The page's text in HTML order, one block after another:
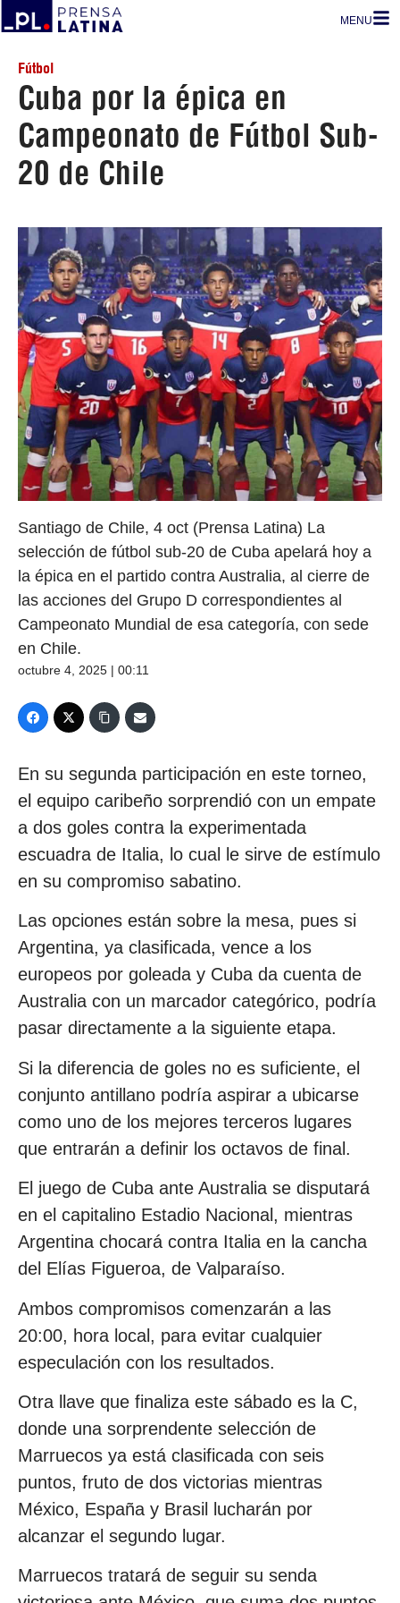
MENU
Fútbol
Cuba por la épica en
Campeonato de Fútbol Sub-
20 de Chile
Santiago de Chile, 4 oct (Prensa Latina) La
selección de fútbol sub-20 de Cuba apelará hoy a
la épica en el partido contra Australia, al cierre de
las acciones del Grupo D correspondientes al
Campeonato Mundial de esa categoría, con sede
en Chile.
octubre 4, 2025 | 00:11
En su segunda participación en este torneo,
el equipo caribeño sorprendió con un empate
a dos goles contra la experimentada
escuadra de Italia, lo cual le sirve de estímulo
en su compromiso sabatino.
Las opciones están sobre la mesa, pues si
Argentina, ya clasificada, vence a los
europeos por goleada y Cuba da cuenta de
Australia con un marcador categórico, podría
pasar directamente a la siguiente etapa.
Si la diferencia de goles no es suficiente, el
conjunto antillano podría aspirar a ubicarse
como uno de los mejores terceros lugares
que entrarán a definir los octavos de final.
El juego de Cuba ante Australia se disputará
en el capitalino Estadio Nacional, mientras
Argentina chocará contra Italia en la cancha
del Elías Figueroa, de Valparaíso.
Ambos compromisos comenzarán a las
20:00, hora local, para evitar cualquier
especulación con los resultados.
Otra llave que finaliza este sábado es la C,
donde una sorprendente selección de
Marruecos ya está clasificada con seis
puntos, fruto de dos victorias mientras
México, España y Brasil lucharán por
alcanzar el segundo lugar.
Marruecos tratará de seguir su senda